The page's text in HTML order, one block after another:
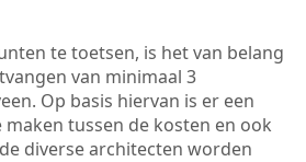
te toetsen, is het van belang
van minimaal 3
Op basis hiervan is er een
tussen de kosten en ook
diverse architecten worden